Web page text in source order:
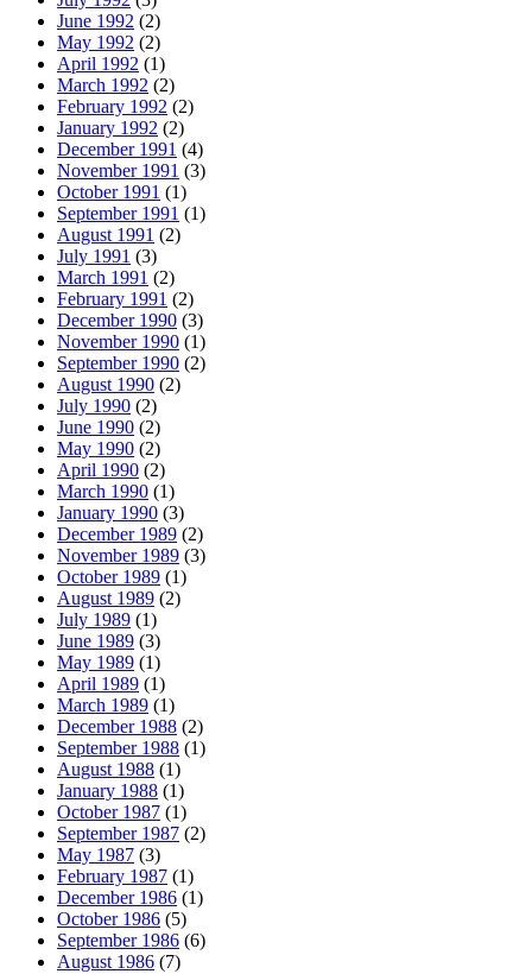
June 1992 (2)
May 1992 (2)
April 1992 (1)
March 1992 (2)
February 1992 (2)
January 1992 (2)
December 1991 (4)
November 1991 (3)
October 1991 (1)
September 1991 (1)
August 1991 (2)
July 1991 (3)
March 1991 (2)
February 1991 (2)
December 1990 (3)
November 1990 (1)
September 1990 (2)
August 1990 (2)
July 1990 (2)
June 1990 (2)
May 1990 (2)
April 1990 (2)
March 1990 (1)
January 1990 (3)
December 1989 (2)
November 1989 (3)
October 1989 (1)
August 1989 (2)
July 1989 (1)
June 1989 (3)
May 1989 (1)
April 1989 (1)
March 1989 (1)
December 1988 (2)
September 1988 (1)
August 1988 (1)
January 1988 (1)
October 1987 (1)
September 1987 (2)
May 1987 (3)
February 1987 (1)
December 1986 (1)
October 1986 (5)
September 1986 (6)
August 1986 (7)